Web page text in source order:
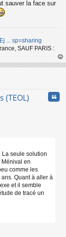
sauver la face sur
... sp=sharing
SAUF PARIS :
au
(TEOL)
La seule solution
en
comme les
Quant à aller à
et il semble
de tracé un